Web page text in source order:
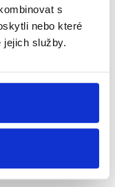
s
nebo které
služby.
od USA z Ukrajiny
Javelin. Ve
z nesprávně
mexické